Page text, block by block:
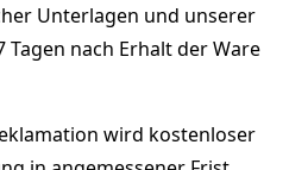
Unterlagen und unserer
nach Erhalt der Ware
wird kostenloser